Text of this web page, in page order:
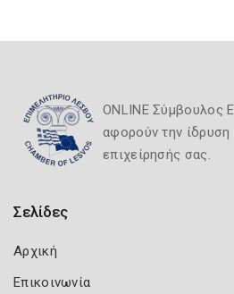
ONLINE Σύμβουλος
αφορούν την ίδρυση
επιχείρησής σας.
Σελίδες
Αρχική
Επικοινωνία